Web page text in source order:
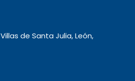
de Santa Julia, León,